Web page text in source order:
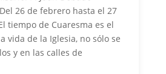
26 de febrero hasta el 27
de Cuaresma es el
vida de la Iglesia, no sólo se
y en las calles de